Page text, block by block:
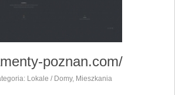
poznan.com/
Lokale / Domy, Mieszkania